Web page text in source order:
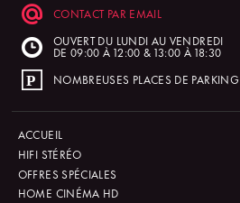
CONTACT PAR EMAIL
OUVERT DU LUNDI AU VENDREDI
DE 09:00 À 12:00 & 13:00 À 18:30
NOMBREUSES PLACES DE PARKING
ACCUEIL
HIFI STÉRÉO
OFFRES SPÉCIALES
HOME CINÉMA HD